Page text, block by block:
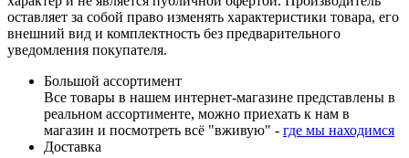
оставляет за собой право изменять характеристики товара, его
внешний вид и комплектность без предварительного
уведомления покупателя.
Большой ассортимент
Все товары в нашем интернет-магазине представлены в
реальном ассортименте, можно приехать к нам в
магазин и посмотреть всё "вживую" - где мы находимся
Доставка